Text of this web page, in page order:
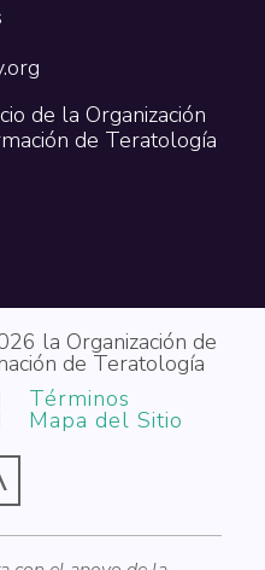
de la Organización
de Teratología
la Organización de
de Teratología
Términos
Mapa del Sitio